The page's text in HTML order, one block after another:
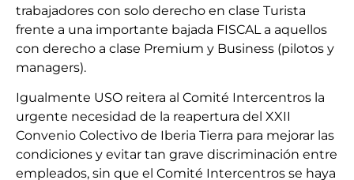
trabajadores con solo derecho en clase Turista
frente a una importante bajada FISCAL a aquellos
con derecho a clase Premium y Business (pilotos y
managers).
Igualmente USO reitera al Comité Intercentros la
urgente necesidad de la reapertura del XXII
Convenio Colectivo de Iberia Tierra para mejorar las
condiciones y evitar tan grave discriminación entre
empleados, sin que el Comité Intercentros se haya